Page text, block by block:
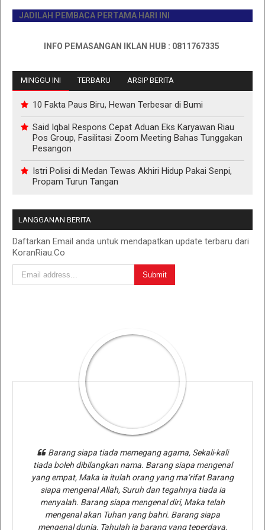
JADILAH PEMBACA PERTAMA HARI INI
INFO PEMASANGAN IKLAN HUB : 0811767335
MINGGU INI TERBARU ARSIP BERITA
10 Fakta Paus Biru, Hewan Terbesar di Bumi
Said Iqbal Respons Cepat Aduan Eks Karyawan Riau
Pos Group, Fasilitasi Zoom Meeting Bahas Tunggakan
Pesangon
Istri Polisi di Medan Tewas Akhiri Hidup Pakai Senpi,
Propam Turun Tangan
LANGGANAN BERITA
Daftarkan Email anda untuk mendapatkan update terbaru dari
KoranRiau.Co
Barang siapa tiada memegang agama, Sekali-kali
tiada boleh dibilangkan nama. Barang siapa mengenal
yang empat, Maka ia itulah orang yang ma’rifat Barang
siapa mengenal Allah, Suruh dan tegahnya tiada ia
menyalah. Barang siapa mengenal diri, Maka telah
mengenal akan Tuhan yang bahri. Barang siapa
mengenal dunia, Tahulah ia barang yang teperdaya.